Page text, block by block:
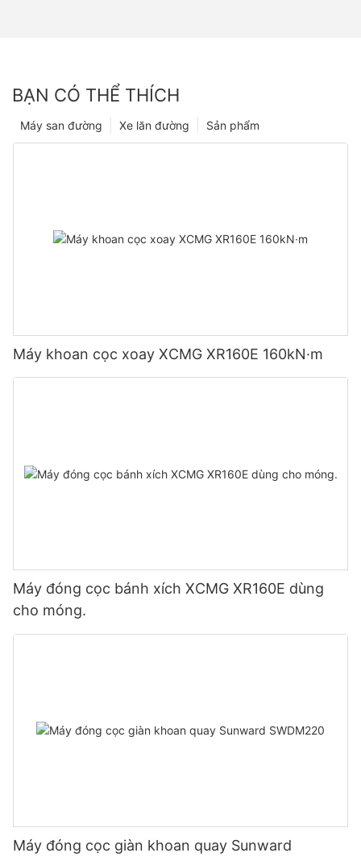
BẠN CÓ THỂ THÍCH
Sản phẩm
Xe lăn đường
Máy san đường
Máy khoan cọc xoay XCMG XR160E 160kN·m
Máy đóng cọc bánh xích XCMG XR160E dùng
cho móng.
Máy đóng cọc giàn khoan quay Sunward